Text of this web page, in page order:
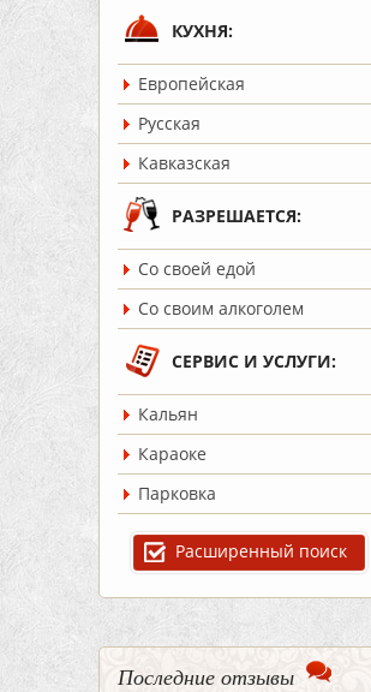
КУХНЯ:
Европейская
Русская
Кавказская
РАЗРЕШАЕТСЯ:
Со своей едой
Со своим алкоголем
СЕРВИС И УСЛУГИ:
Кальян
Караоке
Парковка
Расширенный поиск
Последние отзывы